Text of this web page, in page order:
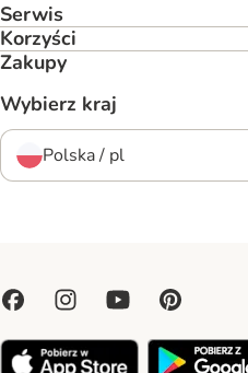
Serwis
Korzyści
Zakupy
Wybierz kraj
Polska / pl